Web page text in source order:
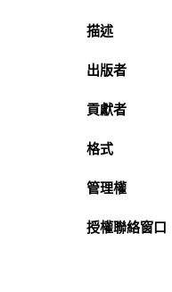
描述
出版者
貢獻者
格式
管理權
授權聯絡窗口